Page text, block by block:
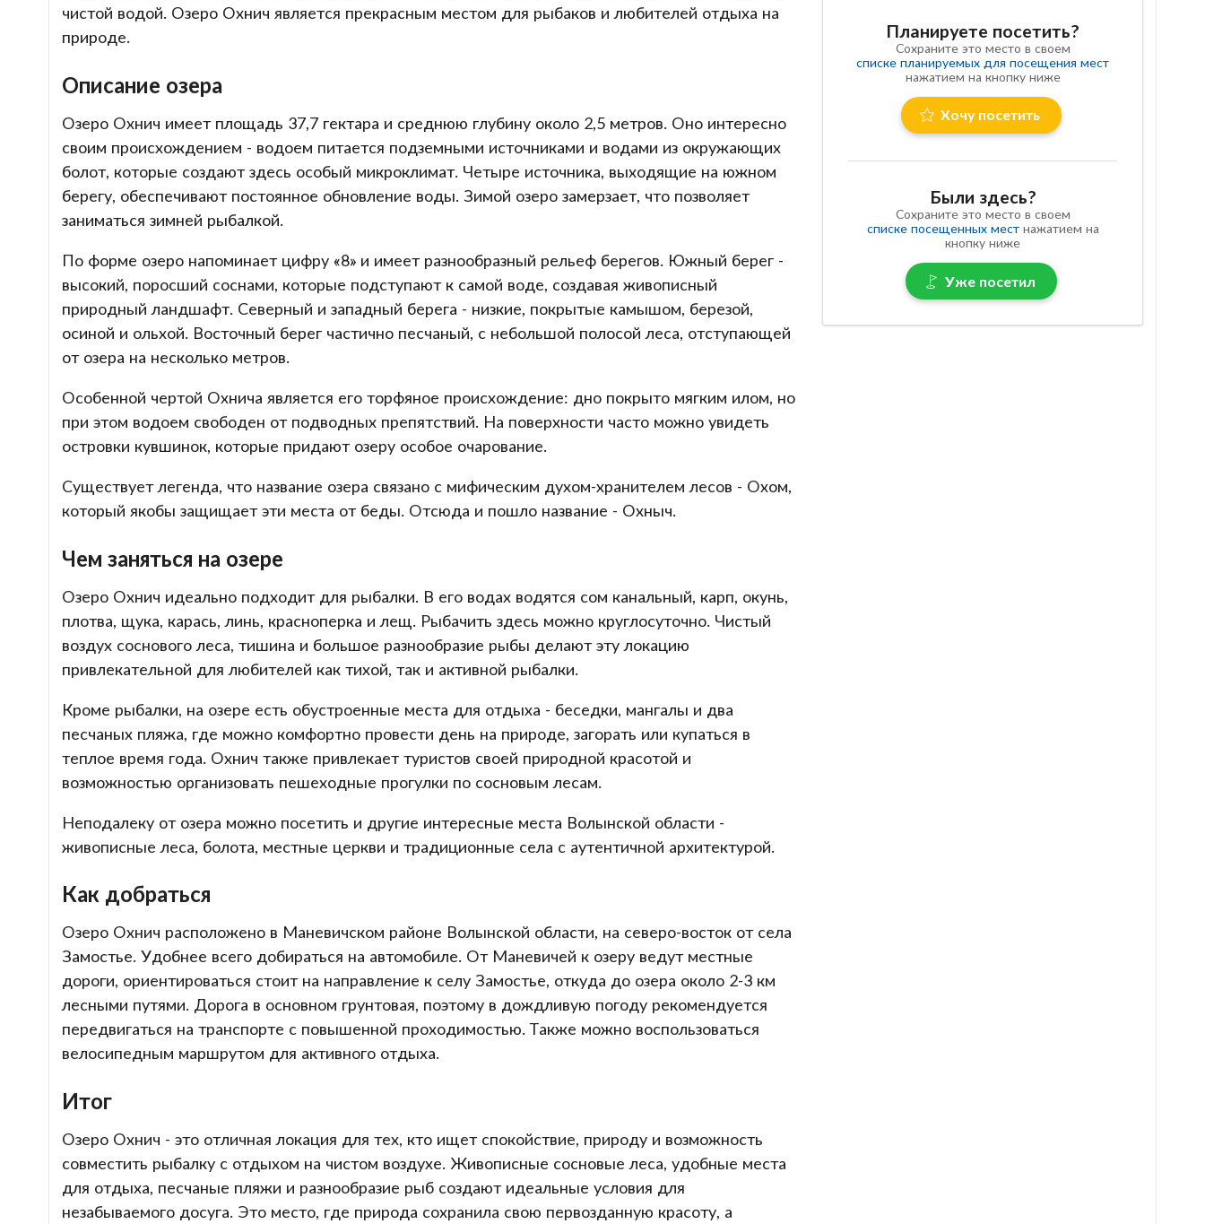
чистой водой. Озеро Охнич является прекрасным местом для рыбаков и любителей отдыха на
природе.
Описание озера
Озеро Охнич имеет площадь 37,7 гектара и среднюю глубину около 2,5 метров. Оно интересно
своим происхождением - водоем питается подземными источниками и водами из окружающих
болот, которые создают здесь особый микроклимат. Четыре источника, выходящие на южном
берегу, обеспечивают постоянное обновление воды. Зимой озеро замерзает, что позволяет
заниматься зимней рыбалкой.
По форме озеро напоминает цифру «8» и имеет разнообразный рельеф берегов. Южный берег -
высокий, поросший соснами, которые подступают к самой воде, создавая живописный
природный ландшафт. Северный и западный берега - низкие, покрытые камышом, березой,
осиной и ольхой. Восточный берег частично песчаный, с небольшой полосой леса, отступающей
от озера на несколько метров.
Особенной чертой Охнича является его торфяное происхождение: дно покрыто мягким илом, но
при этом водоем свободен от подводных препятствий. На поверхности часто можно увидеть
островки кувшинок, которые придают озеру особое очарование.
Существует легенда, что название озера связано с мифическим духом-хранителем лесов - Охом,
который якобы защищает эти места от беды. Отсюда и пошло название - Охныч.
Чем заняться на озере
Озеро Охнич идеально подходит для рыбалки. В его водах водятся сом канальный, карп, окунь,
плотва, щука, карась, линь, красноперка и лещ. Рыбачить здесь можно круглосуточно. Чистый
воздух соснового леса, тишина и большое разнообразие рыбы делают эту локацию
привлекательной для любителей как тихой, так и активной рыбалки.
Кроме рыбалки, на озере есть обустроенные места для отдыха - беседки, мангалы и два
песчаных пляжа, где можно комфортно провести день на природе, загорать или купаться в
теплое время года. Охнич также привлекает туристов своей природной красотой и
возможностью организовать пешеходные прогулки по сосновым лесам.
Неподалеку от озера можно посетить и другие интересные места Волынской области -
живописные леса, болота, местные церкви и традиционные села с аутентичной архитектурой.
Как добраться
Озеро Охнич расположено в Маневичском районе Волынской области, на северо-восток от села
Замостье. Удобнее всего добираться на автомобиле. От Маневичей к озеру ведут местные
дороги, ориентироваться стоит на направление к селу Замостье, откуда до озера около 2-3 км
лесными путями. Дорога в основном грунтовая, поэтому в дождливую погоду рекомендуется
передвигаться на транспорте с повышенной проходимостью. Также можно воспользоваться
велосипедным маршрутом для активного отдыха.
Итог
Озеро Охнич - это отличная локация для тех, кто ищет спокойствие, природу и возможность
совместить рыбалку с отдыхом на чистом воздухе. Живописные сосновые леса, удобные места
для отдыха, песчаные пляжи и разнообразие рыб создают идеальные условия для
незабываемого досуга. Это место, где природа сохранила свою первозданную красоту, а
Планируете посетить?
Сохраните это место в своем
списке планируемых для посещения мест
нажатием на кнопку ниже
Хочу посетить
Были здесь?
Сохраните это место в своем
списке посещенных местнажатием на
кнопку ниже
Уже посетил